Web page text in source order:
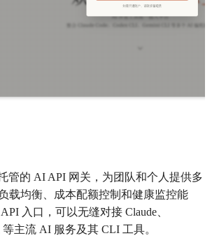
管的 AI API 网关，为团队和个人提供多
载均衡、成本配额控制和健康监控能
入口，可以无缝对接 Claude、
主流 AI 服务及其 CLI 工具。